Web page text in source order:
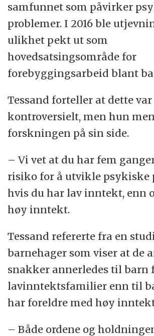
samfunnet som påvirker
problemer. I 2016 ble
ulikhet pekt ut som
hovedsatsingsområde for
forebyggingsarbeid blant
Tessand forteller at dette var
kontroversielt, men hun
forskningen på sin side.
– Vi vet at du har fem
risiko for å utvikle psykiske
hvis du har lav inntekt, enn
høy inntekt.
Tessand refererte fra en
barnehager som viser at de
snakker annerledes til barn
lavinntektsfamilier enn til
har foreldre med høy
– Både ordene og